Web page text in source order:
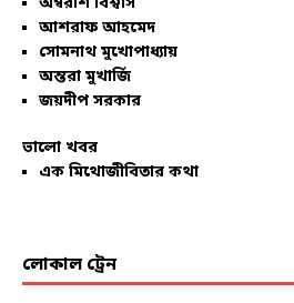
আশরাফ আহমেদ
সোমনাথ মুখোপাধ্যায়
অন্তরা মুখার্জি
জয়দীপ সরকার
ভালো খবর
এক মিথোজীবিতার কথা
লোকাল ট্রেন